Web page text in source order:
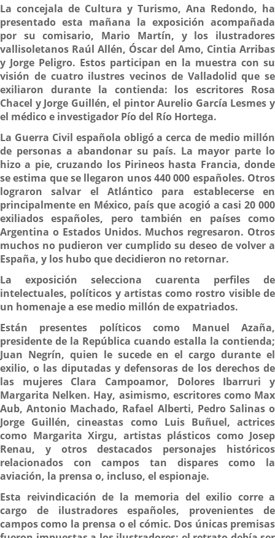
La concejala de Cultura y Turismo, Ana Redondo, ha
presentado esta mañana la exposición acompañada
por su comisario, Mario Martín, y los ilustradores
vallisoletanos Raúl Allén, Óscar del Amo, Cintia Arribas
y Jorge Peligro. Estos participan en la muestra con su
visión de cuatro ilustres vecinos de Valladolid que se
exiliaron durante la contienda: los escritores Rosa
Chacel y Jorge Guillén, el pintor Aurelio García Lesmes y
el médico e investigador Pío del Río Hortega.
La Guerra Civil española obligó a cerca de medio millón
de personas a abandonar su país. La mayor parte lo
hizo a pie, cruzando los Pirineos hasta Francia, donde
se estima que se llegaron unos 440 000 españoles. Otros
lograron salvar el Atlántico para establecerse en
principalmente en México, país que acogió a casi 20 000
exiliados españoles, pero también en países como
Argentina o Estados Unidos. Muchos regresaron. Otros
muchos no pudieron ver cumplido su deseo de volver a
España, y los hubo que decidieron no retornar.
La exposición selecciona cuarenta perfiles de
intelectuales, políticos y artistas como rostro visible de
un homenaje a ese medio millón de expatriados.
Están presentes políticos como Manuel Azaña,
presidente de la República cuando estalla la contienda;
Juan Negrín, quien le sucede en el cargo durante el
exilio, o las diputadas y defensoras de los derechos de
las mujeres Clara Campoamor, Dolores Ibarruri y
Margarita Nelken. Hay, asimismo, escritores como Max
Aub, Antonio Machado, Rafael Alberti, Pedro Salinas o
Jorge Guillén, cineastas como Luis Buñuel, actrices
como Margarita Xirgu, artistas plásticos como Josep
Renau, y otros destacados personajes históricos
relacionados con campos tan dispares como la
aviación, la prensa o, incluso, el espionaje.
Esta reivindicación de la memoria del exilio corre a
cargo de ilustradores españoles, provenientes de
campos como la prensa o el cómic. Dos únicas premisas